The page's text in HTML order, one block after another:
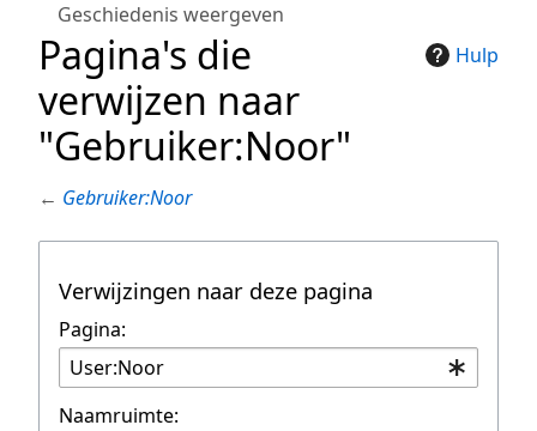
Geschiedenis weergeven
Hulp
Pagina's die
verwijzen naar
"Gebruiker:Noor"
← Gebruiker:Noor
Verwijzingen naar deze pagina
Pagina:
Naamruimte: